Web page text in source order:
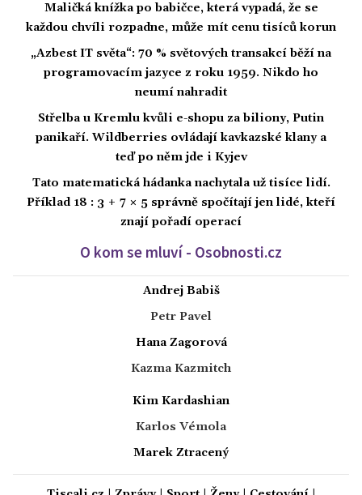
Maličká knížka po babičce, která vypadá, že se
každou chvíli rozpadne, může mít cenu tisíců korun
„Azbest IT světa“: 70 % světových transakcí běží na
programovacím jazyce z roku 1959. Nikdo ho
neumí nahradit
Střelba u Kremlu kvůli e-shopu za biliony, Putin
panikaří. Wildberries ovládají kavkazské klany a
teď po něm jde i Kyjev
Tato matematická hádanka nachytala už tisíce lidí.
Příklad 18 : 3 + 7 × 5 správně spočítají jen lidé, kteří
znají pořadí operací
O kom se mluví - Osobnosti.cz
Andrej Babiš
Petr Pavel
Hana Zagorová
Kazma Kazmitch
Kim Kardashian
Karlos Vémola
Marek Ztracený